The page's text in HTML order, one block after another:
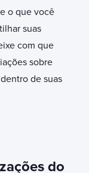
o que você
suas
com que
sobre
de suas
do